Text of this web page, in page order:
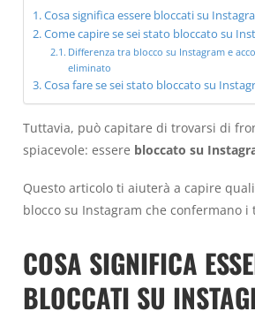
Cosa significa essere bloccati su
Come capire se sei stato bloccato su
Differenza tra blocco su Instagram e
eliminato
Cosa fare se sei stato bloccato su
Tuttavia, può capitare di trovarsi di
spiacevole: essere bloccato su
Questo articolo ti aiuterà a capire
blocco su Instagram che confermano i
COSA SIGNIFICA
BLOCCATI SU